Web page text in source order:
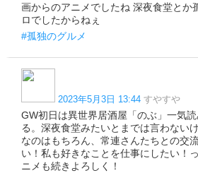
画からのアニメでしたね 深夜食堂とか
ロでしたからねぇ
#孤独のグルメ
2023年5月3日 13:44 すやすや
GW初日は異世界居酒屋「のぶ」一気
る。深夜食堂みたいとまでは言わない
なのはもちろん、常連さんたちとの交
い！私も好きなことを仕事にしたい！
ニメも続きよろしく！